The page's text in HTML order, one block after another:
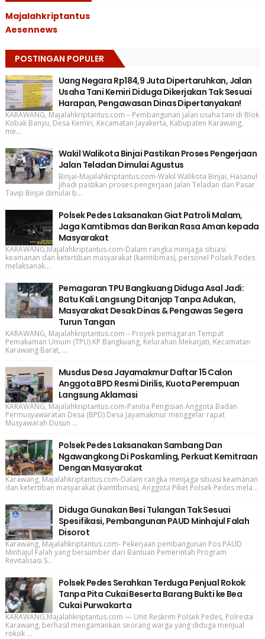
Majalahkriptantus
Aesennews
POSTINGAN POPULER
Uang Negara Rp184,9 Juta Dipertaruhkan, Jalan
Usaha Tani Kemiri Diduga Dikerjakan Tak Sesuai
Harapan, Pengawasan Dinas Dipertanyakan!
KARAWANG, Majalahkriptantus.com – Pembangunan jalan usaha tani di Blok
Kobak Banyu, Desa Kemiri, Kecamatan Jayakerta, Kabupaten Karawang,
me...
Wakil Walikota Binjai Pastikan Proses Pengerjaan
Jalan Teladan Dimulai Agustus
Binjai-Majalahkriptantus.com-Wakil Walikota Binjai, Hasanul
Jihadi pastikan proses pengerjaan Jalan Teladan dan Pasar
Tavip Binjai dimulai b...
Polsek Pedes Laksanakan Giat Patroli Malam,
Jaga Kamtibmas dan Berikan Rasa Aman kepada
Masyarakat
KARAWANG,Majalahkriptantus.com-Dalam rangka menjaga situasi
keamanan dan ketertiban masyarakat (kamtibmas), personel Polsek Pedes
melaksanak...
Pemagaran TPU Bangkuang Diduga Asal Jadi:
Batu Kali Langsung Ditanjap Tanpa Adukan,
Masyarakat Desak Dinas & Pengawas Segera
Turun Tangan
KARAWANG, Majalahkriptantus.com – Proyek pemagaran Tempat
Pemakaman Umum (TPU) KP Bangkuang, Kelurahan Mekarjati, Kecamatan
Karawang Barat, ...
Musdus Desa Jayamakmur Daftar 15 Calon
Anggota BPD Resmi Dirilis, Kuota Perempuan
Langsung Aklamasi
KARAWANG, Majalahkriptantus.com-Panitia Pengisian Anggota Badan
Permusyawaratan Desa (BPD) Desa Jayamakmur menggelar rapat
Musyawarah Dusun ...
Polsek Pedes Laksanakan Sambang Dan
Ngawangkong Di Poskamling, Perkuat Kemitraan
Dengan Masyarakat
Karawang, Majalahkriptantus.com-Dalam rangka menjaga situasi keamanan
dan ketertiban masyarakat (kamtibmas), Anggota Piket Polsek Pedes mela...
Diduga Gunakan Besi Tulangan Tak Sesuai
Spesifikasi, Pembangunan PAUD Minhajul Falah
Disorot
Karawang, Majalahkriptantus.com- Pekerjaan pembangunan Pos PAUD
Minhajul Falah yang bersumber dari Bantuan Pemerintah Program
Revitalisasi S...
Polsek Pedes Serahkan Terduga Penjual Rokok
Tanpa Pita Cukai Beserta Barang Bukti ke Bea
Cukai Purwakarta
KARAWANG,Majalahkriptantus.com — Unit Reskrim Polsek Pedes, Polresta
Karawang, berhasil mengamankan seorang warga yang diduga menjual
rokok ...